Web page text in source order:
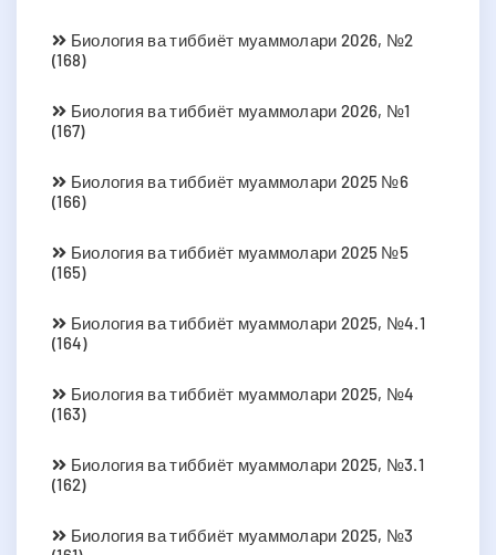
Биология ва тиббиёт муаммолари 2026, №2
(168)
Биология ва тиббиёт муаммолари 2026, №1
(167)
Биология ва тиббиёт муаммолари 2025 №6
(166)
Биология ва тиббиёт муаммолари 2025 №5
(165)
Биология ва тиббиёт муаммолари 2025, №4.1
(164)
Биология ва тиббиёт муаммолари 2025, №4
(163)
Биология ва тиббиёт муаммолари 2025, №3.1
(162)
Биология ва тиббиёт муаммолари 2025, №3